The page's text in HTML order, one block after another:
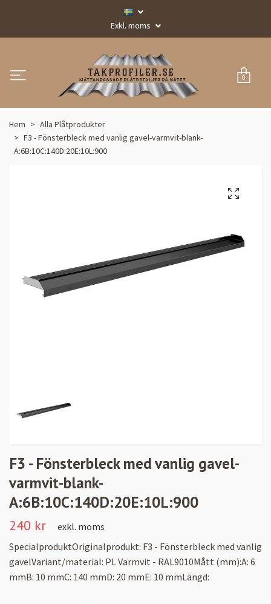
Exkl. moms
0
Hem
Alla Plåtprodukter
F3 - Fönsterbleck med vanlig gavel-varmvit-blank-
A:6B:10C:140D:20E:10L:900
F3 - Fönsterbleck med vanlig gavel-
varmvit-blank-
A:6B:10C:140D:20E:10L:900
240 kr
exkl. moms
SpecialproduktOriginalprodukt: F3 - Fönsterbleck med vanlig
gavelVariant/material: PL Varmvit - RAL9010Mått (mm):A: 6
mmB: 10 mmC: 140 mmD: 20 mmE: 10 mmLängd: